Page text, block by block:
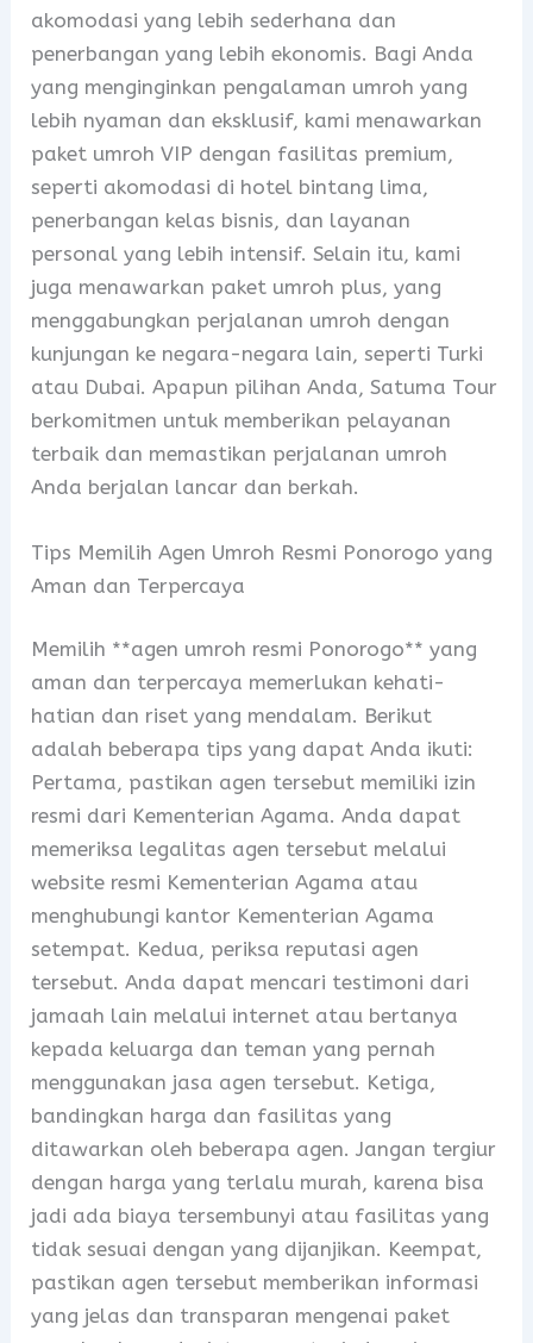
akomodasi yang lebih sederhana dan
penerbangan yang lebih ekonomis. Bagi Anda
yang menginginkan pengalaman umroh yang
lebih nyaman dan eksklusif, kami menawarkan
paket umroh VIP dengan fasilitas premium,
seperti akomodasi di hotel bintang lima,
penerbangan kelas bisnis, dan layanan
personal yang lebih intensif. Selain itu, kami
juga menawarkan paket umroh plus, yang
menggabungkan perjalanan umroh dengan
kunjungan ke negara-negara lain, seperti Turki
atau Dubai. Apapun pilihan Anda, Satuma Tour
berkomitmen untuk memberikan pelayanan
terbaik dan memastikan perjalanan umroh
Anda berjalan lancar dan berkah.
Tips Memilih Agen Umroh Resmi Ponorogo yang
Aman dan Terpercaya
Memilih **agen umroh resmi Ponorogo** yang
aman dan terpercaya memerlukan kehati-
hatian dan riset yang mendalam. Berikut
adalah beberapa tips yang dapat Anda ikuti:
Pertama, pastikan agen tersebut memiliki izin
resmi dari Kementerian Agama. Anda dapat
memeriksa legalitas agen tersebut melalui
website resmi Kementerian Agama atau
menghubungi kantor Kementerian Agama
setempat. Kedua, periksa reputasi agen
tersebut. Anda dapat mencari testimoni dari
jamaah lain melalui internet atau bertanya
kepada keluarga dan teman yang pernah
menggunakan jasa agen tersebut. Ketiga,
bandingkan harga dan fasilitas yang
ditawarkan oleh beberapa agen. Jangan tergiur
dengan harga yang terlalu murah, karena bisa
jadi ada biaya tersembunyi atau fasilitas yang
tidak sesuai dengan yang dijanjikan. Keempat,
pastikan agen tersebut memberikan informasi
yang jelas dan transparan mengenai paket